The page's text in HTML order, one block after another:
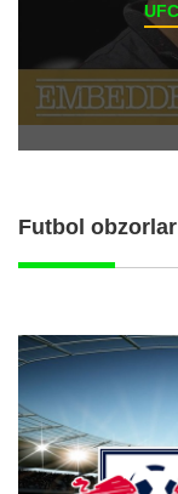
Futbol obzorlar